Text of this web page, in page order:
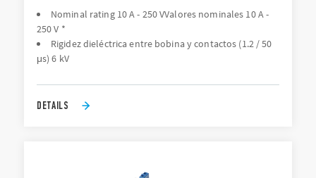
Nominal rating 10 A - 250 VValores nominales 10 A -
250 V *
Rigidez dieléctrica entre bobina y contactos (1.2 / 50
μs) 6 kV
DETAILS